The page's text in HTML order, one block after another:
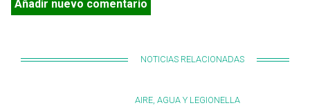
Añadir nuevo comentario
NOTICIAS RELACIONADAS
AIRE, AGUA Y LEGIONELLA